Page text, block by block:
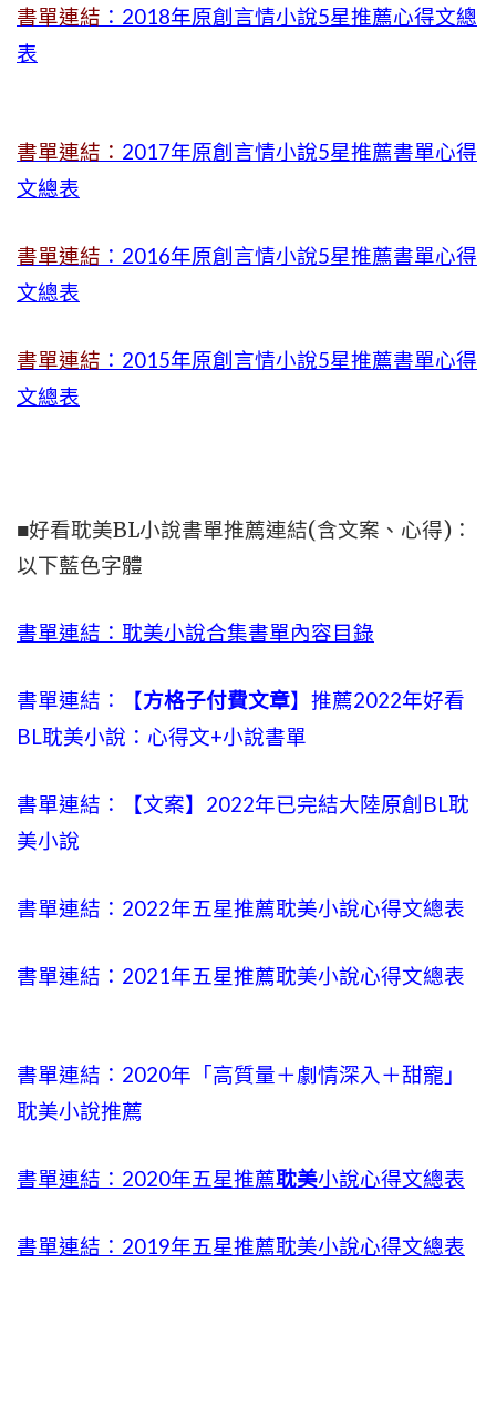
書單連結 ：2018年原創言情小說5星推薦心得文總
表
書單連結： 2017年原創言情小說5星推薦書單心得
文總表
書單連結 ：2016年原創言情小說5星推薦書單心得
文總表
書單連結 ：2015年原創言情小說5星推薦書單心得
文總表
■好看耽美BL小說書單推薦連結(含文案、心得)：
以下藍色字體
書單連結：耽美小說合集書單內容目錄
書單連結：【方格子付費文章】推薦2022年好看
BL耽美小說：心得文+小說書單
書單連結：【文案】2022年已完結大陸原創BL耽
美小說
書單連結：2022年五星推薦耽美小說心得文總表
書單連結：2021年五星推薦耽美小說心得文總表
書單連結：2020年「高質量＋劇情深入＋甜寵」
耽美小說推薦
書單連結：2020年五星推薦耽美小說心得文總表
書單連結：2019年五星推薦耽美小說心得文總表